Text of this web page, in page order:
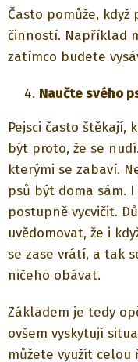
Často pomůže,
činností. Například
zatímco budete
Naučte svého
Pejsci často štěkají,
být proto, že se
kterými se zabaví.
psů být doma sám.
postupně vycvičit.
uvědomovat, že i
se zase vrátí, a tak
ničeho obávat.
Základem je tedy
ovšem vyskytují
můžete využít celou